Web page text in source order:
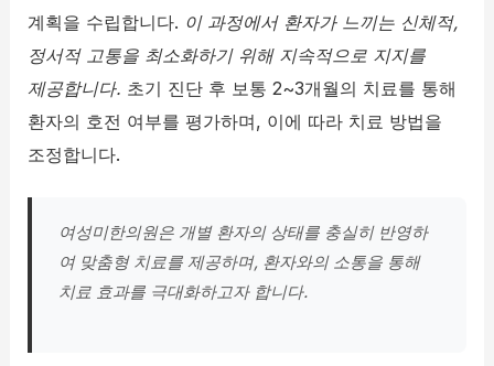
계획을 수립합니다. 이 과정에서 환자가 느끼는 신체적,
정서적 고통을 최소화하기 위해 지속적으로 지지를
제공합니다. 초기 진단 후 보통 2~3개월의 치료를 통해
환자의 호전 여부를 평가하며, 이에 따라 치료 방법을
조정합니다.
여성미한의원은 개별 환자의 상태를 충실히 반영하
여 맞춤형 치료를 제공하며, 환자와의 소통을 통해
치료 효과를 극대화하고자 합니다.